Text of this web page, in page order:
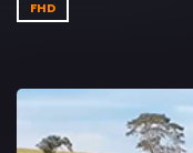
FHD